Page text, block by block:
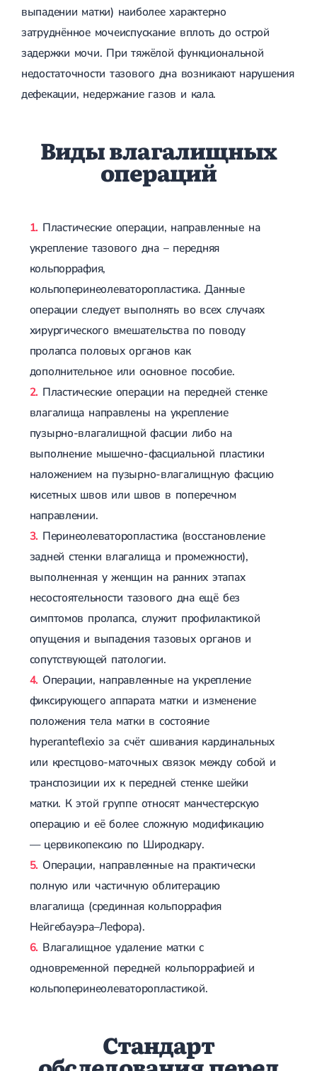
выпадении матки) наиболее характерно
затруднённое мочеиспускание вплоть до острой
задержки мочи. При тяжёлой функциональной
недостаточности тазового дна возникают нарушения
дефекации, недержание газов и кала.
Виды влагалищных
операций
Пластические операции, направленные на
укрепление тазового дна – передняя
кольпоррафия,
кольпоперинеолеваторопластика. Данные
операции следует выполнять во всех случаях
хирургического вмешательства по поводу
пролапса половых органов как
дополнительное или основное пособие.
Пластические операции на передней стенке
влагалища направлены на укрепление
пузырно-влагалищной фасции либо на
выполнение мышечно-фасциальной пластики
наложением на пузырно-влагалищную фасцию
кисетных швов или швов в поперечном
направлении.
Перинеолеваторопластика (восстановление
задней стенки влагалища и промежности),
выполненная у женщин на ранних этапах
несостоятельности тазового дна ещё без
симптомов пролапса, служит профилактикой
опущения и выпадения тазовых органов и
сопутствующей патологии.
Операции, направленные на укрепление
фиксирующего аппарата матки и изменение
положения тела матки в состояние
hyperanteflexio за счёт сшивания кардинальных
или крестцово-маточных связок между собой и
транспозиции их к передней стенке шейки
матки. К этой группе относят манчестерскую
операцию и её более сложную модификацию
— цервикопексию по Широдкару.
Операции, направленные на практически
полную или частичную облитерацию
влагалища (срединная кольпоррафия
Нейгебауэра–Лефора).
Влагалищное удаление матки с
одновременной передней кольпоррафией и
кольпоперинеолеваторопластикой.
Стандарт